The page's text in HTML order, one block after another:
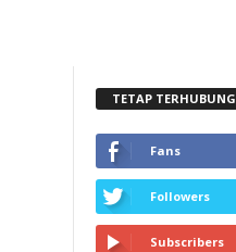
TETAP TERHUBUNG
Fans
Followers
Subscribers